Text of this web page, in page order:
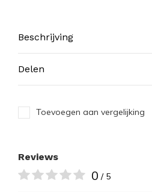
Beschrijving
Delen
Toevoegen aan vergelijking
Reviews
0 / 5